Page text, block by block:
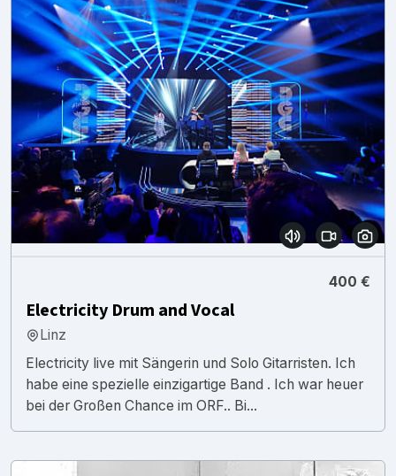
400 €
Electricity Drum and Vocal
Linz
Electricity live mit Sängerin und Solo Gitarristen. Ich
habe eine spezielle einzigartige Band . Ich war heuer
bei der Großen Chance im ORF.. Bi...